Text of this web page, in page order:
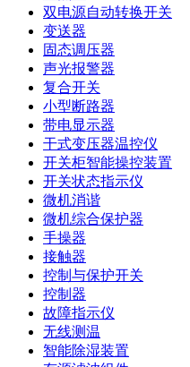
双电源自动转换开关
变送器
固态调压器
声光报警器
复合开关
小型断路器
带电显示器
干式变压器温控仪
开关柜智能操控装置
开关状态指示仪
微机消谐
微机综合保护器
手操器
接触器
控制与保护开关
控制器
故障指示仪
无线测温
智能除湿装置